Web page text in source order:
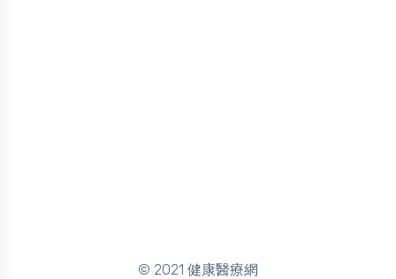
© 2021 健康醫療網